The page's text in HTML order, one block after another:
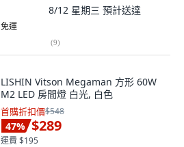
8/12 星期三 預計送達
免運
(9)
LISHIN Vitson Megaman 方形 60W
M2 LED 房間燈 白光, 白色
首購折扣價$548
47% $289
運費 $195